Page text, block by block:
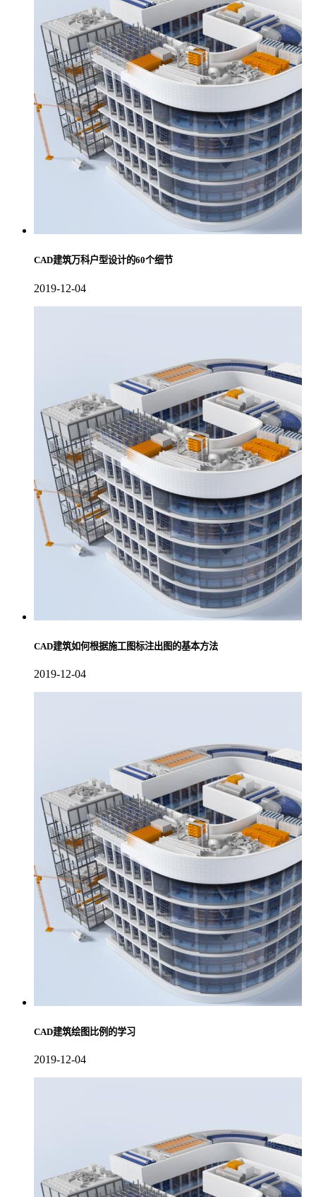
CAD建筑万科户型设计的60个细节
2019-12-04
CAD建筑如何根据施工图标注出图的基本方法
2019-12-04
CAD建筑绘图比例的学习
2019-12-04